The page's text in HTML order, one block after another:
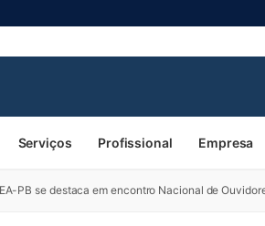
Serviços Profissional Empresa
PB se destaca em encontro Nacional de